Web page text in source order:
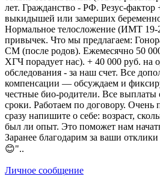
лет. Гражданство - РФ. Резус-фактор
выкидышей или замерших
Нормальное телосложение (ИМТ 19-
привычек. Что мы предлагаем:
СМ (после родов). Ежемесячно 50
ХГЧ порадует нас). + 40 000 руб. на
обследования - за наш счет. Все
компенсации — обсуждаем и
честные био-родители. Все выплаты
сроки. Работаем по договору.
сразу напишите о себе: возраст,
был ли опыт. Это поможет нам
Заранее благодарим за ваши
😊"..
Личное сообщение